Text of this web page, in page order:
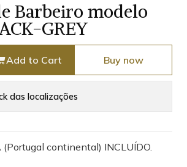
Barbeiro modelo
GREY
Add to Cart Buy now
das localizações
(Portugal continental) INCLUÍDO.